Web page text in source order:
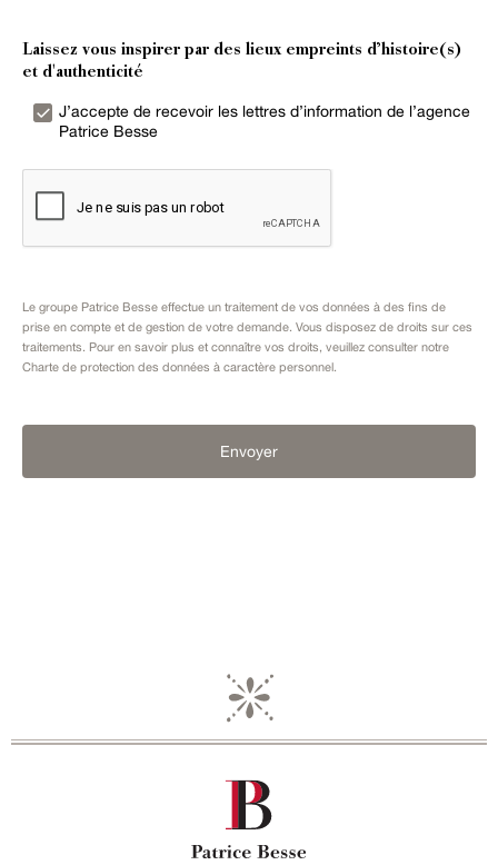
Laissez vous inspirer par des lieux empreints d’histoire(s)
et d'authenticité
J’accepte de recevoir les lettres d’information de l’agence
Patrice Besse
Le groupe Patrice Besse effectue un traitement de vos données à des fins de
prise en compte et de gestion de votre demande. Vous disposez de droits sur ces
traitements. Pour en savoir plus et connaître vos droits, veuillez consulter notre
Charte de protection des données à caractère personnel .
Envoyer